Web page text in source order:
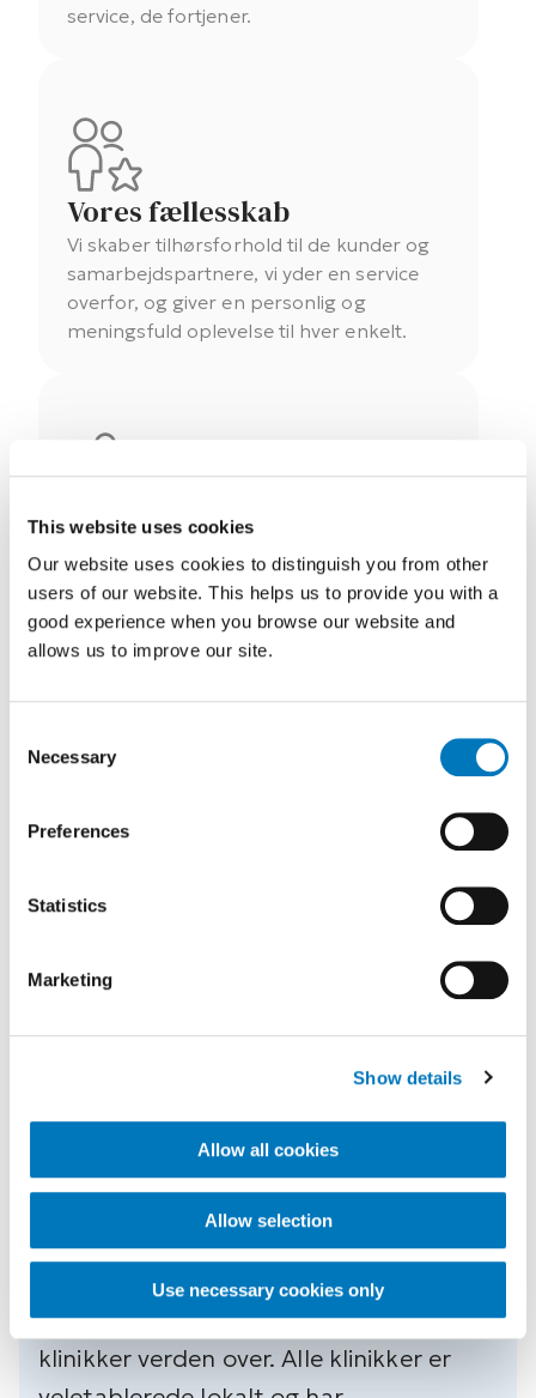
This website uses cookies
Our website uses cookies to distinguish you from other
users of our website. This helps us to provide you with a
good experience when you browse our website and
allows us to improve our site.
Selection
Necessary
Preferences
Statistics
Marketing
Show details
Allow all cookies
Allow selection
Use necessary cookies only
service, de fortjener.
Vores fællesskab
Vi skaber tilhørsforhold til de kunder og
samarbejdspartnere, vi yder en service
overfor, og giver en personlig og
meningsfuld oplevelse til hver enkelt.
Innovation
Vi skaber forandring gennem innovation,
vi sætter nye standarder inden for
hjælpemidler. Med ortoser, proteser og
meget mere, ændrer vi betydningen af
Fremtidsudsigter
Lokal kontakt, global
rækkevidde
ForMotion er et netværk af bandagist-
klinikker verden over. Alle klinikker er